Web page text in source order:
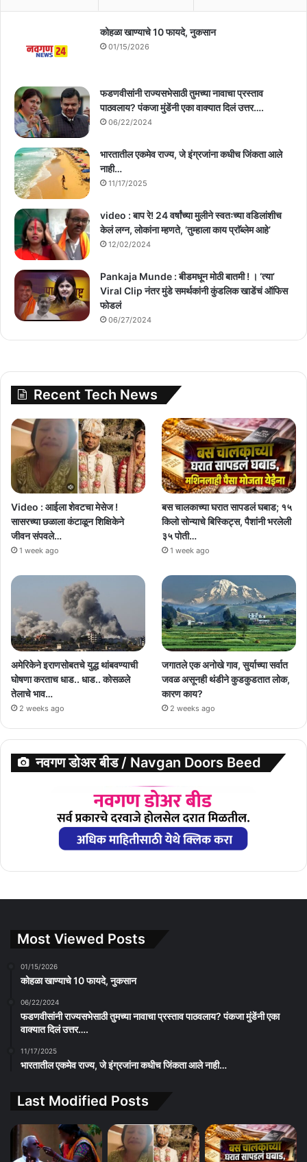
कोहळा खाण्याचे 10 फायदे, नुकसान
01/15/2026
फडणवीसांनी राज्यसभेसाठी तुमच्या नावाचा प्रस्ताव
पाठवलाय? पंकजा मुंडेंनी एका वाक्यात दिलं उत्तर….
06/22/2024
भारतातील एकमेव राज्य, जे इंग्रजांना कधीच जिंकता आले
नाही…
11/17/2025
video : बाप रे! 24 वर्षांच्या मुलीने स्वतःच्या वडिलांशीच
केलं लग्न, लोकांना म्हणते, ‘तुम्हाला काय प्राॅब्लेम आहे’
12/02/2024
Pankaja Munde : बीडमधून मोठी बातमी ! । ‘त्या’
Viral Clip नंतर मुंडे समर्थकांनी कुंडलिक खाडेंचं ऑफिस
फोडलं
06/27/2024
Recent Tech News
Video : आईला शेवटचा मेसेज !
सासरच्या छळाला कंटाळून शिक्षिकेने
जीवन संपवले…
1 week ago
बस चालकाच्या घरात सापडलं घबाड; १५
किलो सोन्याचे बिस्किट्स, पैशांनी भरलेली
३५ पोती…
1 week ago
अमेरिकेने इराणसोबतचे युद्ध थांबवण्याची
घोषणा करताच धाड.. धाड.. कोसळले
तेलाचे भाव…
2 weeks ago
जगातले एक अनोखे गाव, सुर्याच्या सर्वात
जवळ असूनही थंडीने कुडकुडतात लोक,
कारण काय?
2 weeks ago
नवगण डोअर बीड / Navgan Doors Beed
Most Viewed Posts
01/15/2026
कोहळा खाण्याचे 10 फायदे, नुकसान
06/22/2024
फडणवीसांनी राज्यसभेसाठी तुमच्या नावाचा प्रस्ताव पाठवलाय? पंकजा मुंडेंनी एका
वाक्यात दिलं उत्तर….
11/17/2025
भारतातील एकमेव राज्य, जे इंग्रजांना कधीच जिंकता आले नाही…
Last Modified Posts